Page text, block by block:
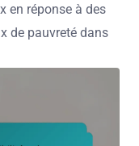
en réponse à des
de pauvreté dans